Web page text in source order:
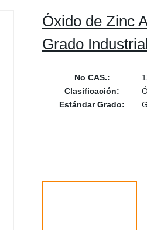
Óxido de Zinc
Grado
No CAS.:
Clasificación:
Estándar Grado: